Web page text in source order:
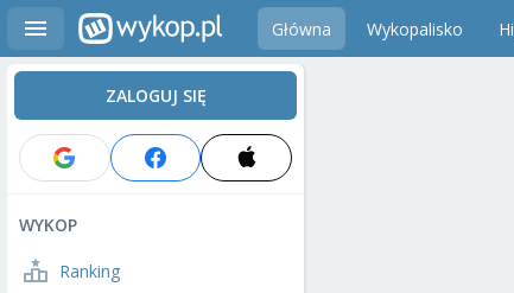
Główna Wykopalisko
ZALOGUJ SIĘ
WYKOP
Ranking